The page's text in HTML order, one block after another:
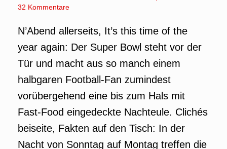
32 Kommentare
N’Abend allerseits, It’s this time of the
year again: Der Super Bowl steht vor der
Tür und macht aus so manch einem
halbgaren Football-Fan zumindest
vorübergehend eine bis zum Hals mit
Fast-Food eingedeckte Nachteule. Clichés
beiseite, Fakten auf den Tisch: In der
Nacht von Sonntag auf Montag treffen die